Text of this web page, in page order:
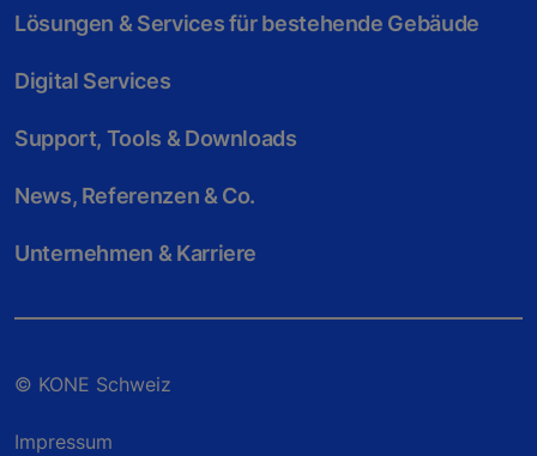
Lösungen & Services für bestehende Gebäude
Digital Services
Support, Tools & Downloads
News, Referenzen & Co.
Unternehmen & Karriere
© KONE Schweiz
Impressum